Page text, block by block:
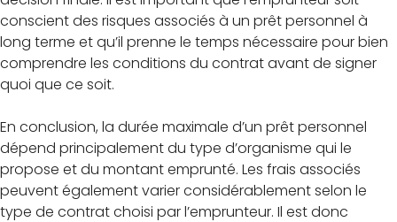
conscient des risques associés à un prêt personnel à
long terme et qu’il prenne le temps nécessaire pour bien
comprendre les conditions du contrat avant de signer
quoi que ce soit.
En conclusion, la durée maximale d’un prêt personnel
dépend principalement du type d’organisme qui le
propose et du montant emprunté. Les frais associés
peuvent également varier considérablement selon le
type de contrat choisi par l’emprunteur. Il est donc